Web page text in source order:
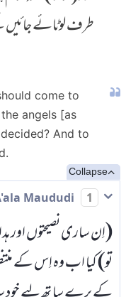
طرف لوٹائے
come to
angels [as
And to
Collapse
1
(اِن ساری نصیحتوں اور
تو) کیا اب وہ اِس کے